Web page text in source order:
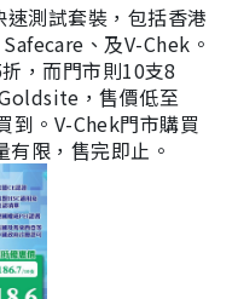
測試套裝，包括香港
、及V-Chek。
，而門市則10支8
，售價低至
到。V-Chek門市購買
限，售完即止。